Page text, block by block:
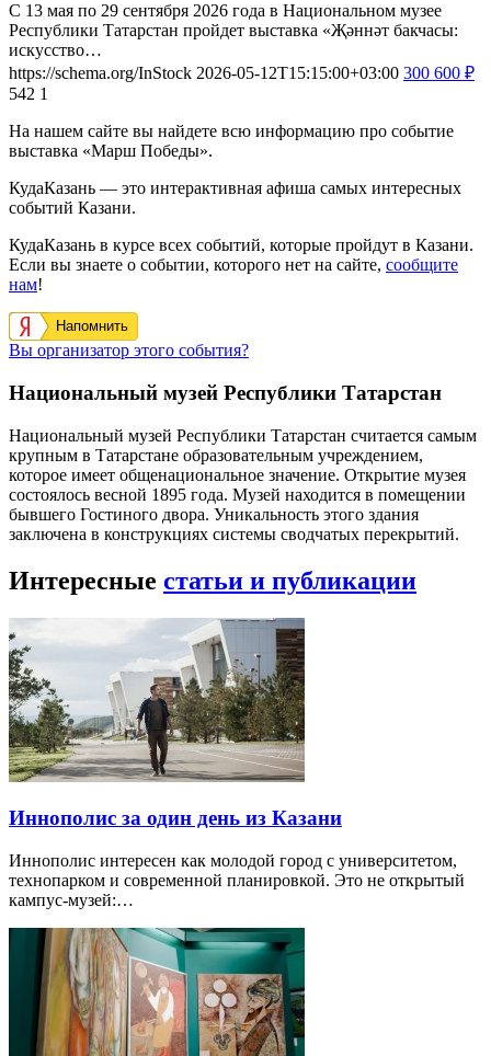
С 13 мая по 29 сентября 2026 года в Национальном музее
Республики Татарстан пройдет выставка «Җәннәт бакчасы:
искусство…
https://schema.org/InStock 2026-05-12T15:15:00+03:00 300 600 ₽
542 1
На нашем сайте вы найдете всю информацию про событие
выставка «Марш Победы».
КудаКазань — это интерактивная афиша самых интересных
событий Казани.
КудаКазань в курсе всех событий, которые пройдут в Казани.
Если вы знаете о событии, которого нет на сайте, сообщите
нам!
Напомнить
Вы организатор этого события?
Национальный музей Республики Татарстан
Национальный музей Республики Татарстан считается самым
крупным в Татарстане образовательным учреждением,
которое имеет общенациональное значение. Открытие музея
состоялось весной 1895 года. Музей находится в помещении
бывшего Гостиного двора. Уникальность этого здания
заключена в конструкциях системы сводчатых перекрытий.
Интересные статьи и публикации
Иннополис за один день из Казани
Иннополис интересен как молодой город с университетом,
технопарком и современной планировкой. Это не открытый
кампус-музей:…